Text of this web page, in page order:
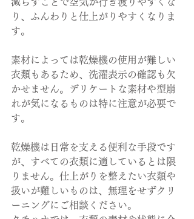
り、ふんわりと仕上がりやすくなりま
す。
素材によっては乾燥機の使用が難しい
衣類もあるため、洗濯表示の確認も欠
かせません。デリケートな素材や型崩
れが気になるものは特に注意が必要で
す。
乾燥機は日常を支える便利な手段です
が、すべての衣類に適しているとは限
りません。仕上がりを整えたい衣類や
扱いが難しいものは、無理をせずクリ
ーニングにご相談ください。